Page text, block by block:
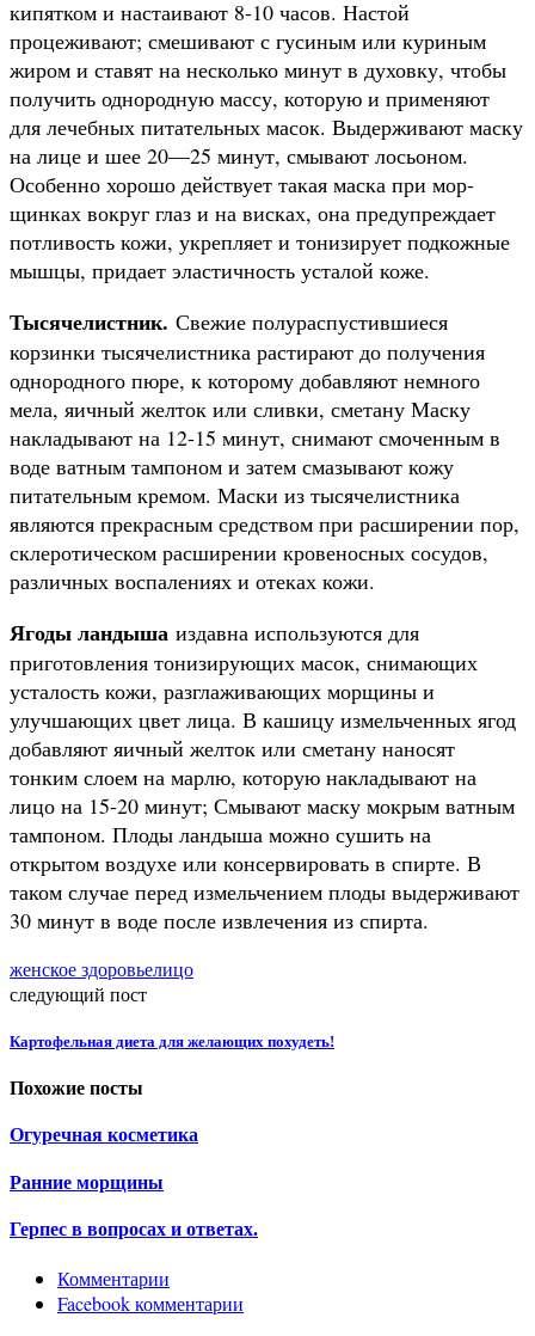
кипят­ком и настаивают 8-10 часов. Настой
процеживают; смеши­вают с гусиным или куриным
жиром и ставят на несколько минут в духовку, чтобы
полу­чить однородную массу, кото­рую и применяют
для лечебных питательных масок. Выдер­живают маску
на лице и шее 20—25 минут, смывают лосьо­ном.
Особенно хорошо дей­ствует такая маска при мор­
щинках вокруг глаз и на висках, она предупреждает
потливость кожи, укрепляет и тонизирует подкожные
мышцы, придает эластичность усталой коже.
Тысячелистник. Свежие полураспустившиеся
корзинки тысячелистника растирают до получения
однородного пюре, к которому добавляют немного
мела, яичный желток или слив­ки, сметану Маску
наклады­вают на 12-15 минут, снимают смоченным в
воде ватным там­поном и затем смазывают кожу
питательным кремом. Маски из тысячелистника
являются пре­красным средством при рас­ширении пор,
склеротическом расширении кровеносных сосудов,
различных воспалениях и отеках кожи.
Ягоды ландыша издавна используются для
приготовления тонизирующих масок, снимающих
усталость кожи, разглаживающих морщины и
улучшающих цвет лица. В кашицу измельченных ягод
добавляют яичный желток или сметану наносят
тонким слоем на марлю, которую накладывают на
лицо на 15-20 минут; Смывают маску мокрым ватным
тампоном. Плоды ландыша можно сушить на
открытом воздухе или консервировать в спирте. В
таком случае перед измельчением плоды выдерживают
30 минут в воде после извлечения из спирта.
женское здоровьелицо
следующий пост
Картофельная диета для желающих похудеть!
Похожие посты
Огуречная косметика
Ранние морщины
Герпес в вопросах и ответах.
Комментарии
Facebook комментарии